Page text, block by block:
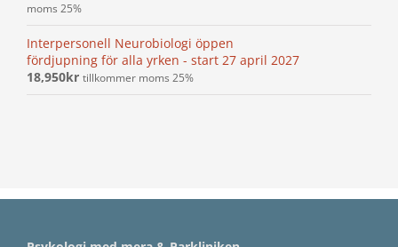
moms 25%
Interpersonell Neurobiologi öppen
fördjupning för alla yrken - start 27 april 2027
18,950kr tillkommer moms 25%